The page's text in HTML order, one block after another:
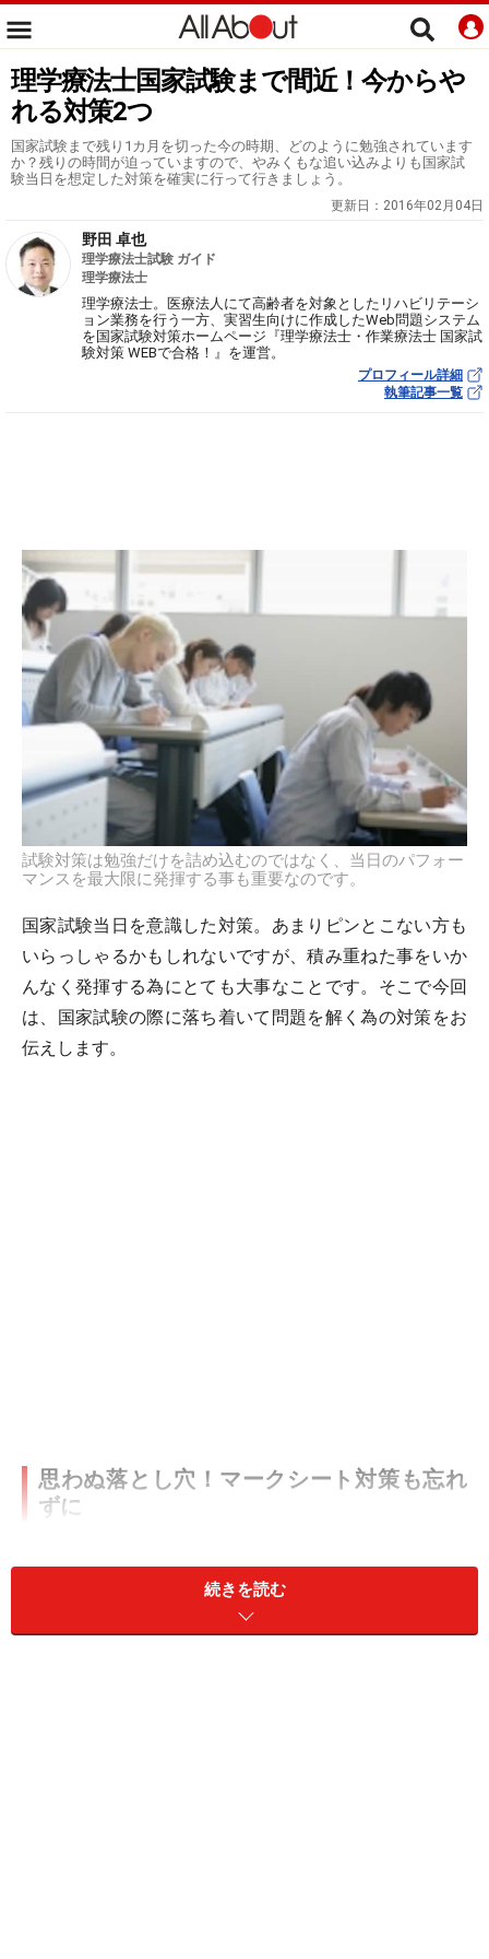
理学療法士国家試験まで間近！今からや
れる対策2つ
国家試験まで残り1カ月を切った今の時期、どのように勉強されています
か？残りの時間が迫っていますので、やみくもな追い込みよりも国家試
験当日を想定した対策を確実に行って行きましょう。
更新日： 2016年02月04日
野田 卓也
理学療法士試験 ガイド
理学療法士
理学療法士。医療法人にて高齢者を対象としたリハビリテーシ
ョン業務を行う一方、実習生向けに作成したWeb問題システム
を国家試験対策ホームページ『理学療法士・作業療法士 国家試
験対策 WEBで合格！』を運営。
プロフィール詳細
執筆記事一覧
試験対策は勉強だけを詰め込むのではなく、当日のパフォー
マンスを最大限に発揮する事も重要なのです。
国家試験当日を意識した対策。あまりピンとこない方も
いらっしゃるかもしれないですが、積み重ねた事をいか
んなく発揮する為にとても大事なことです。そこで今回
は、国家試験の際に落ち着いて問題を解く為の対策をお
伝えします。
思わぬ落とし穴！マークシート対策も忘れ
ずに
いと言う人は少なくないと思います。というのは、答え
を塗りつぶすだけの作業なので軽視されがちだからで
続きを読む